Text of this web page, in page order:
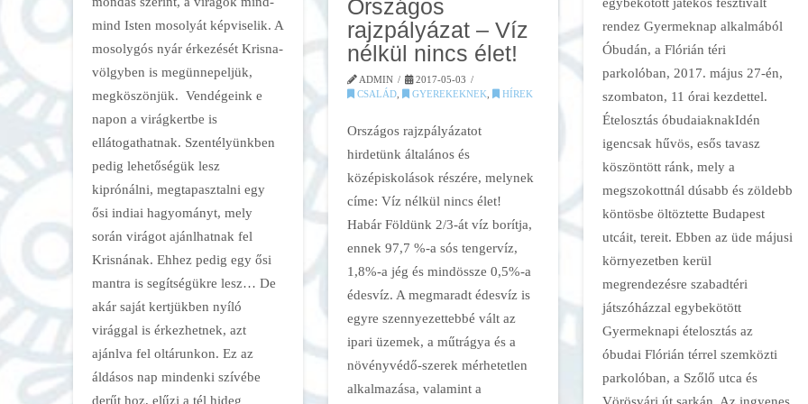
mind Isten mosolyát képviselik. A
mosolygós nyár érkezését Krisna-
völgyben is megünnepeljük,
megköszönjük. Vendégeink e
napon a virágkertbe is
ellátogathatnak. Szentélyünkben
pedig lehetőségük lesz
kiprónálni, megtapasztalni egy
ősi indiai hagyományt, mely
során virágot ajánlhatnak fel
Krisnának. Ehhez pedig egy ősi
mantra is segítségükre lesz… De
akár saját kertjükben nyíló
virággal is érkezhetnek, azt
ajánlva fel oltárunkon. Ez az
áldásos nap mindenki szívébe
derűt hoz, elűzi a tél hideg
rendez Gyermeknap alkalmából
Óbudán, a Flórián téri
parkolóban, 2017. május 27-én,
szombaton, 11 órai kezdettel.
Ételosztás óbudaiaknakIdén
igencsak hűvös, esős tavasz
köszöntött ránk, mely a
megszokottnál dúsabb és zöldebb
köntösbe öltöztette Budapest
utcáit, tereit. Ebben az üde májusi
környezetben kerül
megrendezésre szabadtéri
játszóházzal egybekötött
Gyermeknapi ételosztás az
óbudai Flórián térrel szemközti
parkolóban, a Szőlő utca és
Országos
rajzpályázat – Víz
nélkül nincs élet!
ADMIN
2017-05-03
CSALÁD, GYEREKEKNEK HÍREK
Országos rajzpályázatot
hirdetünk általános és
középiskolások részére, melynek
címe: Víz nélkül nincs élet!
Habár Földünk 2/3-át víz borítja,
ennek 97,7 %-a sós tengervíz,
1,8%-a jég és mindössze 0,5%-a
édesvíz. A megmaradt édesvíz is
egyre szennyezettebbé vált az
ipari üzemek, a műtrágya és a
növényvédő-szerek mérhetetlen
alkalmazása, valamint a